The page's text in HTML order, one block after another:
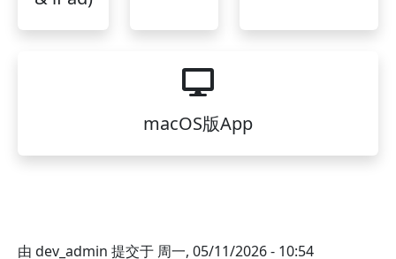
macOS版App
由 dev_admin 提交于 周一, 05/11/2026 - 10:54